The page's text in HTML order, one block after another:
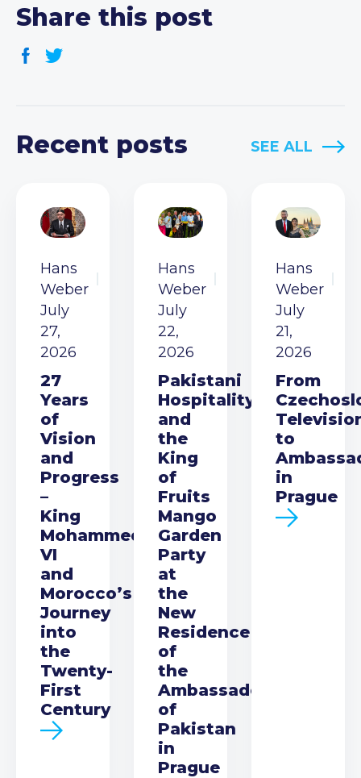
Share this post
Recent posts SEE ALL
Hans
Weber
July
27,
2026
27
Years
of
Vision
and
Progress
–
King
Mohammed
VI
and
Morocco’s
Journey
into
the
Twenty-
First
Century
Hans
Weber
July
22,
2026
Pakistani
Hospitality
and
the
King
of
Fruits
Mango
Garden
Party
at
the
New
Residence
of
the
Ambassador
of
Pakistan
in
Prague
Hans
Weber
July
21,
2026
From
to
in
Prague